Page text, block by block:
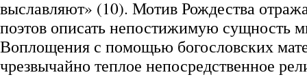
выславляют» (10). Мотив Рождества
поэтов описать непостижимую сущность
Воплощения с помощью богословских
чрезвычайно теплое непосредственное